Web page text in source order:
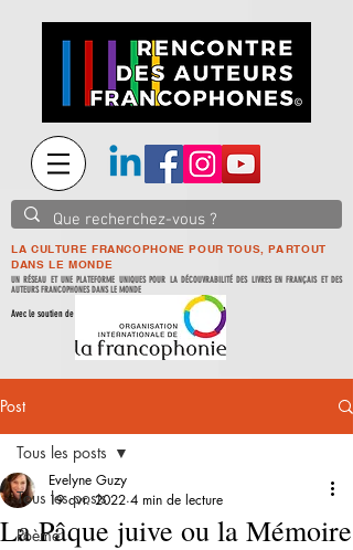
LA CULTURE FRANCOPHONE POUR TOUS, PARTOUT
DANS LE MONDE
UN RÉSEAU ET UNE PLATEFORME UNIQUES POUR LA DÉCOUVRABILITÉ DES LIVRES EN FRANÇAIS ET DES
AUTEURS FRANCOPHONES DANS LE MONDE
Avec le soutien de
Post
Tous les posts
Poème
Tous les posts
La Pâque juive ou la Mémoire
Evelyne Guzy
19 avr. 2022 4 min de lecture